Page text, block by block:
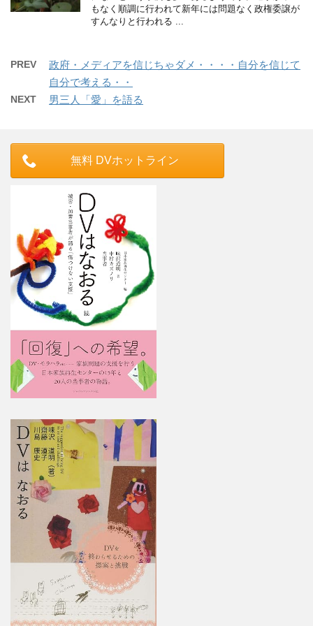
もなく順調に行われて新年には問題なく政権委譲が
すんなりと行われる ...
PREV
政府・メディアを信じちゃダメ・・・・自分を信じて
自分で考える・・
NEXT 男三人「愛」を語る
無料 DVホットライン